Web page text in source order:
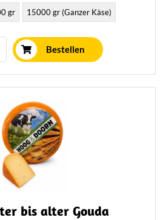
gr 15000 gr (Ganzer Käse)
Bestellen
bis alter Gouda